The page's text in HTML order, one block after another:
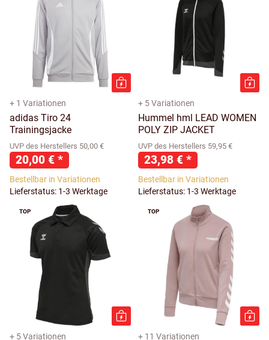
+ 1 Variationen
adidas Tiro 24
Trainingsjacke
UVP des Herstellers 50,00 €
20,00 € *
Bestellbar in Variationen
Lieferstatus: 1-3 Werktage
+ 5 Variationen
Hummel hml LEAD WOMEN
POLY ZIP JACKET
UVP des Herstellers 59,95 €
23,98 € *
Bestellbar in Variationen
Lieferstatus: 1-3 Werktage
TOP
+ 5 Variationen
TOP
+ 11 Variationen